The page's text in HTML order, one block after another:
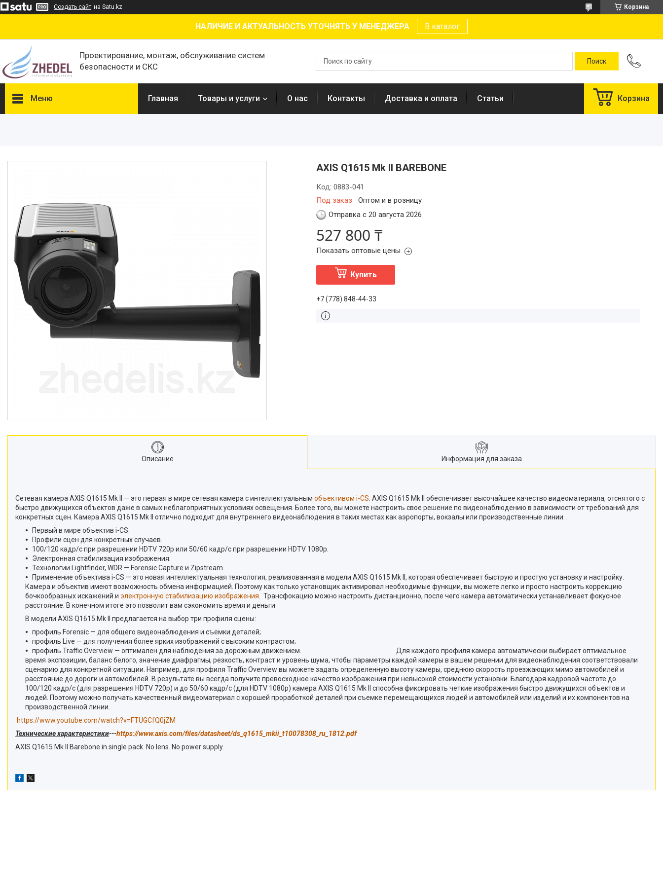
Создать сайт на Satu.kz Корзина
НАЛИЧИЕ И АКТУАЛЬНОСТЬ УТОЧНЯТЬ У МЕНЕДЖЕРА В каталог
Проектирование, монтаж, обслуживание систем
безопасности и СКС
Меню Главная Товары и услуги О нас Контакты Доставка и оплата Статьи Корзина
AXIS Q1615 Mk II BAREBONE
Под заказ Оптом и в розницу
Код:0883-041
Отправка с 20 августа 2026
527 800 ₸
Показать оптовые цены
Купить
+7 (778) 848-44-33
Описание Информация для заказа
Сетевая камера AXIS Q1615 Mk II — это первая в мире сетевая камера с интеллектуальным объективом i-CS . AXIS Q1615 Mk II обеспечивает высочайшее качество видеоматериала, отснятого с
быстро движущихся объектов даже в самых неблагоприятных условиях освещения. Более того, вы можете настроить свое решение по видеонаблюдению в зависимости от требований для
конкретных сцен. Камера AXIS Q1615 Mk II отлично подходит для внутреннего видеонаблюдения в таких местах как аэропорты, вокзалы или производственные линии. .
Первый в мире объектив i-CS.
Профили сцен для конкретных случаев.
100/120 кадр/с при разрешении HDTV 720p или 50/60 кадр/с при разрешении HDTV 1080p.
Электронная стабилизация изображения.
Технологии Lightfinder, WDR — Forensic Capture и Zipstream.
Применение объектива i-CS — это новая интеллектуальная технология, реализованная в модели AXIS Q1615 Mk II, которая обеспечивает быструю и простую установку и настройку.
Камера и объектив имеют возможность обмена информацией. Поэтому как только установщик активировал необходимые функции, вы можете легко и просто настроить коррекцию
бочкообразных искажений и электронную стабилизацию изображения . Трансфокацию можно настроить дистанционно, после чего камера автоматически устанавливает фокусное
расстояние. В конечном итоге это позволит вам сэкономить время и деньги
В модели AXIS Q1615 Mk II предлагается на выбор три профиля сцены:
профиль Forensic — для общего видеонаблюдения и съемки деталей;
профиль Live — для получения более ярких изображений с высоким контрастом;
профиль Traffic Overview — оптимален для наблюдения за дорожным движением. Для каждого профиля камера автоматически выбирает оптимальное
время экспозиции, баланс белого, значение диафрагмы, резкость, контраст и уровень шума, чтобы параметры каждой камеры в вашем решении для видеонаблюдения соответствовали
сценарию для конкретной ситуации. Например, для профиля Traffic Overview вы можете задать определенную высоту камеры, среднюю скорость проезжающих мимо автомобилей и
расстояние до дороги и автомобилей. В результате вы всегда получите превосходное качество изображения при невысокой стоимости установки. Благодаря кадровой частоте до
100/120 кадр/с (для разрешения HDTV 720p) и до 50/60 кадр/с (для HDTV 1080p) камера AXIS Q1615 Mk II способна фиксировать четкие изображения быстро движущихся объектов и
людей. Поэтому можно получать качественный видеоматериал с хорошей проработкой деталей при съемке перемещающихся людей и автомобилей или изделий и их компонентов на
производственной линии.
https://www.youtube.com/watch?v=FTUGCfQ0jZM
Технические характеристики---https://www.axis.com/files/datasheet/ds_q1615_mkii_t10078308_ru_1812.pdf
AXIS Q1615 Mk II Barebone in single pack. No lens. No power supply.